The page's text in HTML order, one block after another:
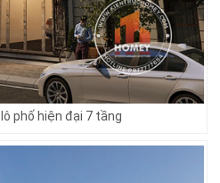
phố hiện đại 7 tầng